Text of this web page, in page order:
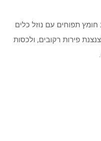
תפוחים עם נוזל כלים
פירות רקובים, ולכסות